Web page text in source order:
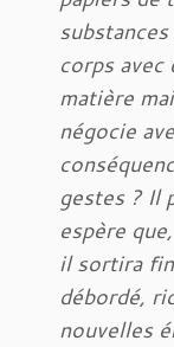
corps
matière
négocie
gestes ? Il
espère
il sortira
débordé,
nouvelles